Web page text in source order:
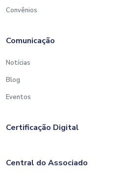
Convênios
Comunicação
Notícias
Blog
Eventos
Certificação Digital
Central do Associado